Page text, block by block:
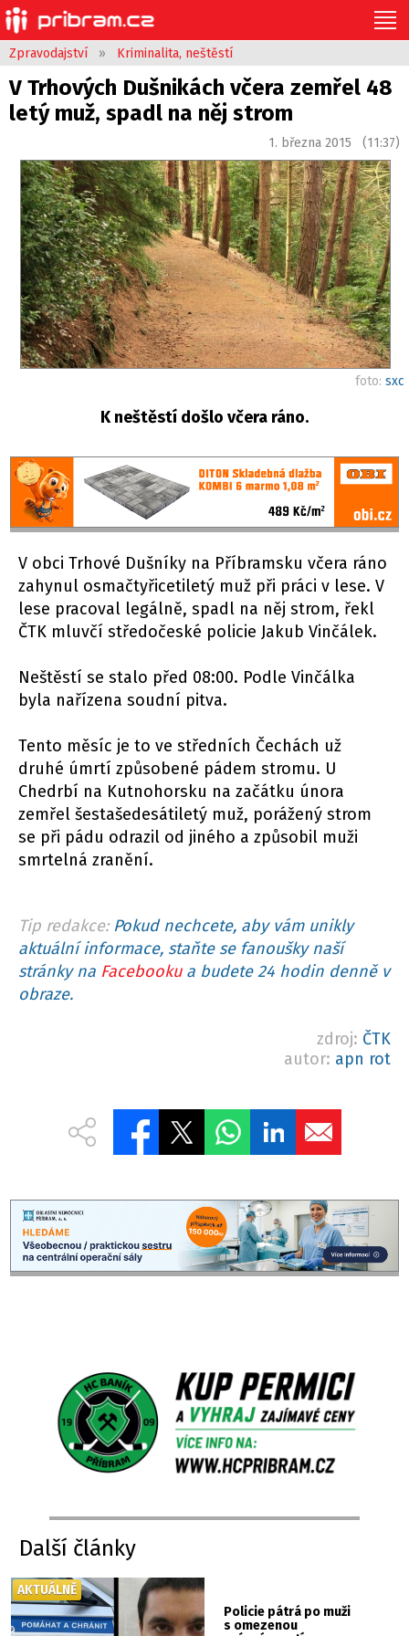
Zpravodajství » Kriminalita, neštěstí
V Trhových Dušnikách včera zemřel 48
letý muž, spadl na něj strom
1. března 2015 (11:37)
foto: sxc
K neštěstí došlo včera ráno.
V obci Trhové Dušníky na Příbramsku včera ráno
zahynul osmačtyřicetiletý muž při práci v lese. V
lese pracoval legálně, spadl na něj strom, řekl
ČTK mluvčí středočeské policie Jakub Vinčálek.
Neštěstí se stalo před 08:00. Podle Vinčálka
byla nařízena soudní pitva.
Tento měsíc je to ve středních Čechách už
druhé úmrtí způsobené pádem stromu. U
Chedrbí na Kutnohorsku na začátku února
zemřel šestašedesátiletý muž, porážený strom
se při pádu odrazil od jiného a způsobil muži
smrtelná zranění.
Tip redakce: Pokud nechcete, aby vám unikly
aktuální informace, staňte se fanoušky naší
stránky na Facebookua budete 24 hodin denně v
obraze.
zdroj: ČTK
autor: apn rot
Další články
Policie pátrá po muži
s omezenou
AKTUÁLNĚ